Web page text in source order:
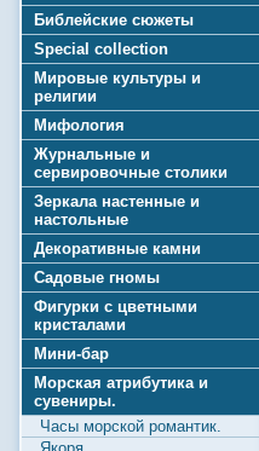
Библейские сюжеты
Special collection
Мировые культуры и
религии
Мифология
Журнальные и
сервировочные столики
Зеркала настенные и
настольные
Декоративные камни
Садовые гномы
Фигурки с цветными
кристалами
Мини-бар
Морская атрибутика и
сувениры.
Часы морской романтик.